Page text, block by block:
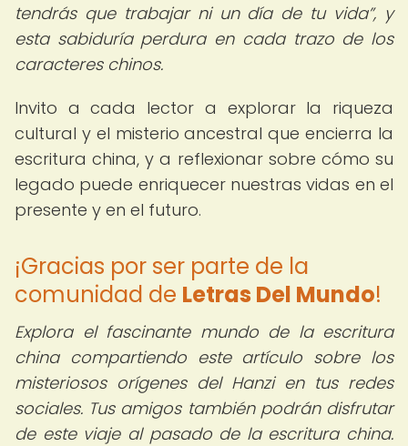
tendrás que trabajar ni un día de tu vida , y
esta sabiduría perdura en cada trazo de los
caracteres chinos.
Invito a cada lector a explorar la riqueza
cultural y el misterio ancestral que encierra la
escritura china, y a reflexionar sobre cómo su
legado puede enriquecer nuestras vidas en el
presente y en el futuro.
¡Gracias por ser parte de la
comunidad de Letras Del Mundo!
Explora el fascinante mundo de la escritura
china compartiendo este artículo sobre los
misteriosos orígenes del Hanzi en tus redes
sociales. Tus amigos también podrán disfrutar
de este viaje al pasado de la escritura china.